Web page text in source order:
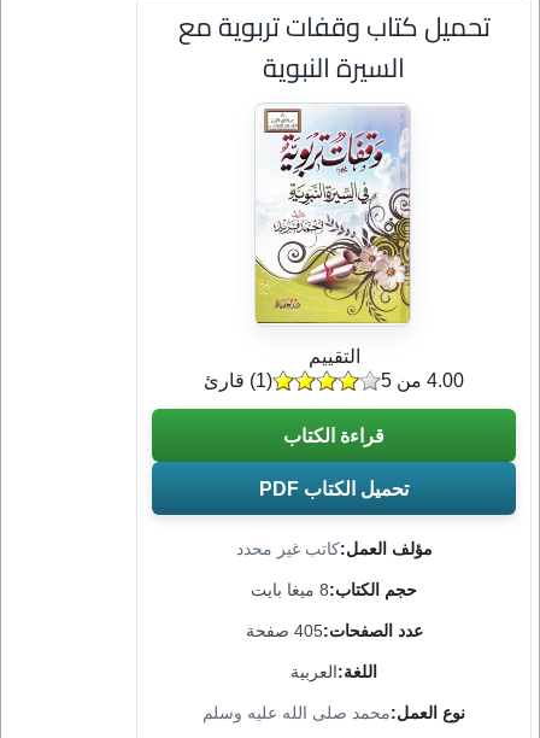
تحميل كتاب وقفات تربوية مع
السيرة النبوية
مؤلف العمل:كاتب غير محدد
حجم الكتاب:8 ميغا بايت
عدد الصفحات:405 صفحة
اللغة:العربية
نوع العمل:محمد صلى الله عليه وسلم
التقييم
(
1) قارئ 4.00 من 5
قراءة الكتاب
تحميل الكتاب PDF